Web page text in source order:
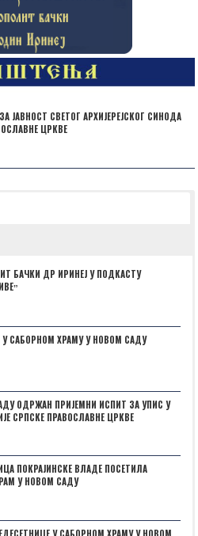
ЈАВНОСТ СВЕТОГ АРХИЈЕРЕЈСКОГ СИНОДА
ЦРКВЕ
БАЧКИ ДР ИРИНЕЈ У ПОДКАСТУ
САБОРНОМ ХРАМУ У НОВОМ САДУ
ОДРЖАН ПРИЈЕМНИ ИСПИТ ЗА УПИС У
СРПСКЕ ПРАВОСЛАВНЕ ЦРКВЕ
ПОКРАЈИНСКЕ ВЛАДЕ ПОСЕТИЛА
У НОВОМ САДУ